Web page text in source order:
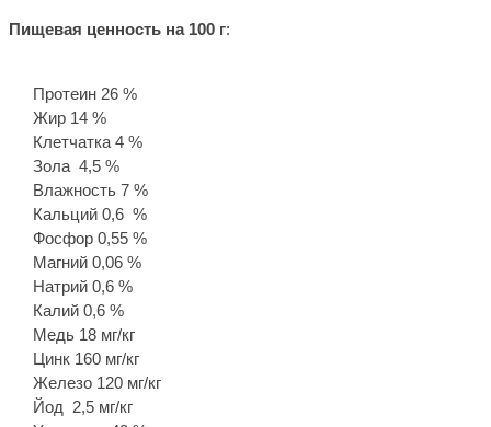
Пищевая ценность на 100 г:
Протеин 26 %
Жир 14 %
Клетчатка 4 %
Зола 4,5 %
Влажность 7 %
Кальций 0,6 %
Фосфор 0,55 %
Магний 0,06 %
Натрий 0,6 %
Калий 0,6 %
Медь 18 мг/кг
Цинк 160 мг/кг
Железо 120 мг/кг
Йод 2,5 мг/кг